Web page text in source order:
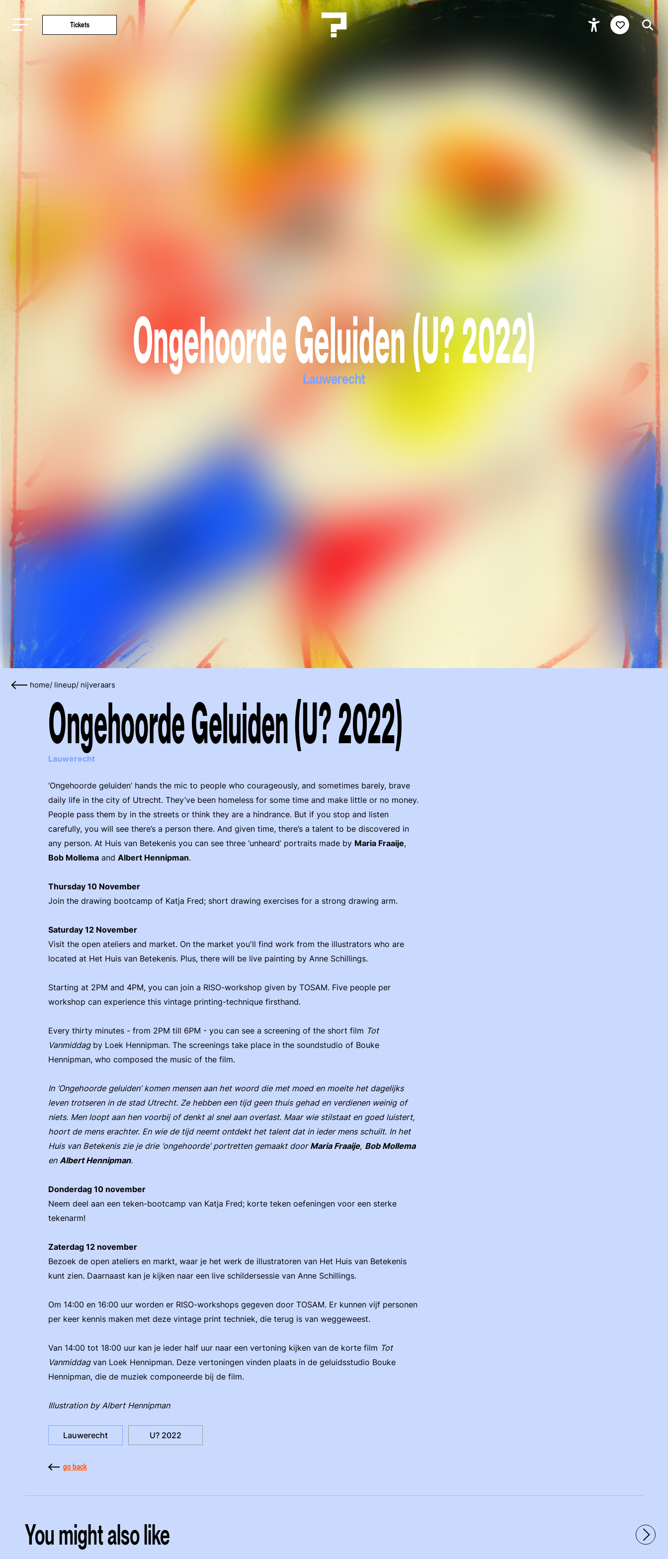
Tickets
Ongehoorde Geluiden (U? 2022)
Lauwerecht
home/ lineup/ nijveraars
Ongehoorde Geluiden (U? 2022)
Lauwerecht
‘Ongehoorde geluiden’ hands the mic to people who courageously, and sometimes barely, brave
daily life in the city of Utrecht. They’ve been homeless for some time and make little or no money.
People pass them by in the streets or think they are a hindrance. But if you stop and listen
carefully, you will see there’s a person there. And given time, there’s a talent to be discovered in
any person. At Huis van Betekenis you can see three ‘unheard’ portraits made by Maria Fraaije,
Bob Mollema and Albert Hennipman.
Thursday 10 November
Join the drawing bootcamp of Katja Fred; short drawing exercises for a strong drawing arm.
Saturday 12 November
Visit the open ateliers and market. On the market you'll find work from the illustrators who are
located at Het Huis van Betekenis. Plus, there will be live painting by Anne Schillings.
Starting at 2PM and 4PM, you can join a RISO-workshop given by TOSAM. Five people per
workshop can experience this vintage printing-technique firsthand.
Every thirty minutes - from 2PM till 6PM - you can see a screening of the short film Tot
Vanmiddagby Loek Hennipman. The screenings take place in the soundstudio of Bouke
Hennipman, who composed the music of the film.
In ‘Ongehoorde geluiden’ komen mensen aan het woord die met moed en moeite het dagelijks
leven trotseren in de stad Utrecht. Ze hebben een tijd geen thuis gehad en verdienen weinig of
niets. Men loopt aan hen voorbij of denkt al snel aan overlast. Maar wie stilstaat en goed luistert,
hoort de mens erachter. En wie de tijd neemt ontdekt het talent dat in ieder mens schuilt. In het
Huis van Betekenis zie je drie ‘ongehoorde’ portretten gemaakt door Maria Fraaije, Bob Mollema
en Albert Hennipman.
Donderdag 10 november
Neem deel aan een teken-bootcamp van Katja Fred; korte teken oefeningen voor een sterke
tekenarm!
Zaterdag 12 november
Bezoek de open ateliers en markt, waar je het werk de illustratoren van Het Huis van Betekenis
kunt zien. Daarnaast kan je kijken naar een live schildersessie van Anne Schillings.
Om 14:00 en 16:00 uur worden er RISO-workshops gegeven door TOSAM. Er kunnen vijf personen
per keer kennis maken met deze vintage print techniek, die terug is van weggeweest.
Van 14:00 tot 18:00 uur kan je ieder half uur naar een vertoning kijken van de korte film Tot
Vanmiddagvan Loek Hennipman. Deze vertoningen vinden plaats in de geluidsstudio Bouke
Hennipman, die de muziek componeerde bij de film.
Illustration by Albert Hennipman
Lauwerecht U? 2022
go back
You might also like